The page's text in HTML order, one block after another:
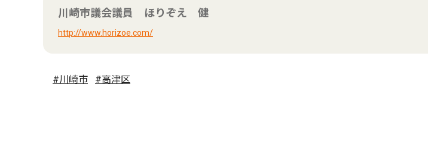
川崎市議会議員 ほりぞえ 健
http://www.horizoe.com/
#川崎市 #高津区